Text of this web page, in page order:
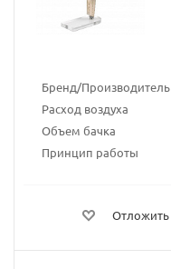
Бренд/Производитель
Расход воздуха
Объем бачка
Принцип работы
Отложить